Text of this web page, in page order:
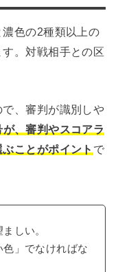
色の2種類以上の
。対戦相手との区
、審判が識別しや
、審判やスコアラ
ことがポイント で
しい。
色」でなければな